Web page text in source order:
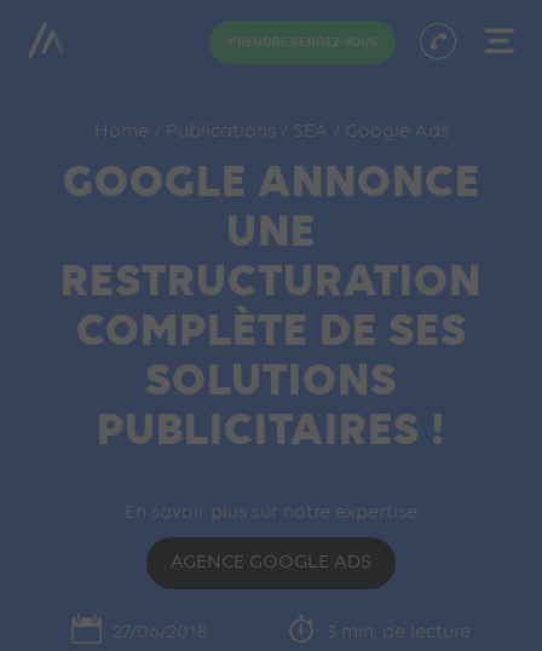
PRENDRE RENDEZ-VOUS
Home / Publications / SEA / Google Ads
GOOGLE ANNONCE
UNE
RESTRUCTURATION
COMPLÈTE DE SES
SOLUTIONS
PUBLICITAIRES !
En savoir plus sur notre expertise
AGENCE GOOGLE ADS
27/06/2018 3 min. de lecture